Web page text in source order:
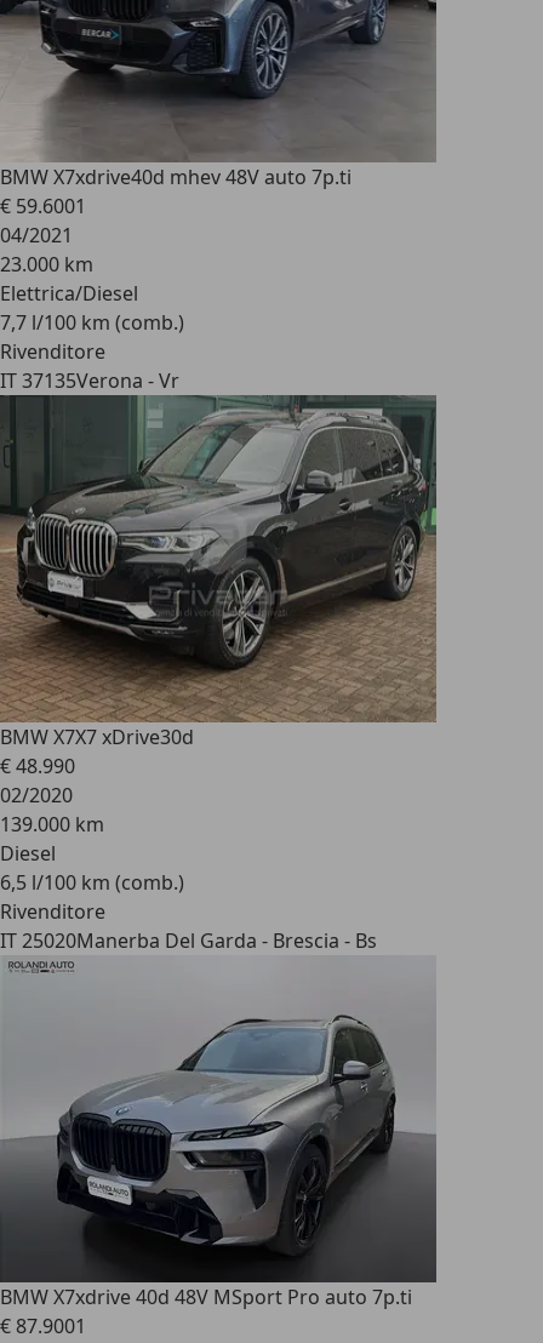
BMW X7xdrive40d mhev 48V auto 7p.ti
€ 59.6001
04/2021
23.000 km
Elettrica/Diesel
7,7 l/100 km (comb.)
Rivenditore
IT 37135Verona - Vr
BMW X7X7 xDrive30d
€ 48.990
02/2020
139.000 km
Diesel
6,5 l/100 km (comb.)
Rivenditore
IT 25020Manerba Del Garda - Brescia - Bs
BMW X7xdrive 40d 48V MSport Pro auto 7p.ti
€ 87.9001